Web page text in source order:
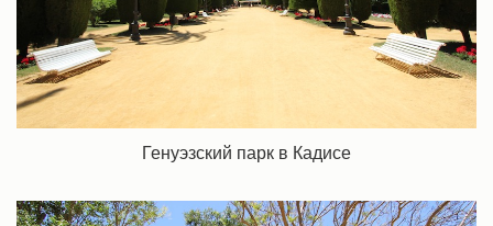
Генуэзский парк в Кадисе